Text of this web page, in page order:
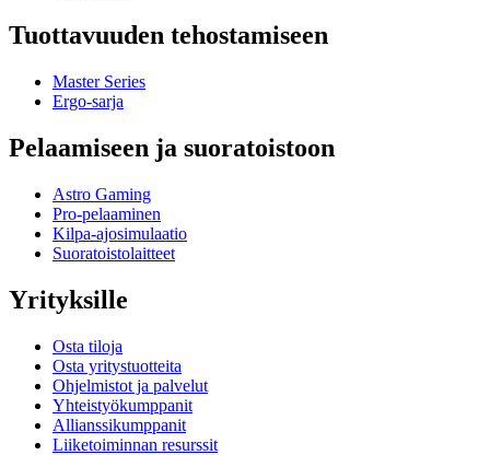
Tuottavuuden tehostamiseen
Master Series
Ergo-sarja
Pelaamiseen ja suoratoistoon
Astro Gaming
Pro-pelaaminen
Kilpa-ajosimulaatio
Suoratoistolaitteet
Yrityksille
Osta tiloja
Osta yritystuotteita
Ohjelmistot ja palvelut
Yhteistyökumppanit
Allianssikumppanit
Liiketoiminnan resurssit